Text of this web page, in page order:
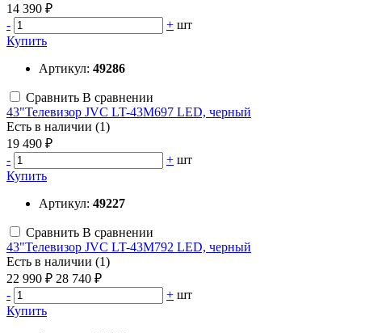
14 390 ₽
-
+ шт
Купить
Артикул: 49286
Сравнить В сравнении
43"Телевизор JVC LT-43M697 LED, черный
Есть в наличии (1)
19 490 ₽
-
+ шт
Купить
Артикул: 49227
Сравнить В сравнении
43"Телевизор JVC LT-43M792 LED, черный
Есть в наличии (1)
22 990 ₽ 28 740 ₽
-
+ шт
Купить